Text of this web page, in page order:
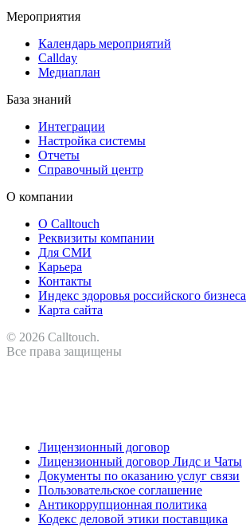
Мероприятия
Календарь мероприятий
Callday
Медиаплан
База знаний
Интеграции
Настройка системы
Отчеты
Справочный центр
О компании
О Calltouch
Реквизиты компании
Для СМИ
Карьера
Контакты
Индекс здоровья российского бизнеса
Карта сайта
© 2026 Calltouch.
Все права защищены
Лицензионный договор
Лицензионный договор Лидс и Чаты
Документы по оказанию услуг связи
Пользовательское соглашение
Антикоррупционная политика
Кодекс деловой этики поставщика